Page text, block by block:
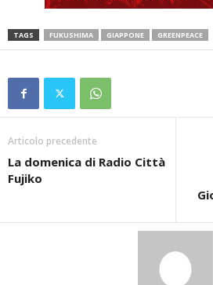
TAGS FUKUSHIMA GIAPPONE GREENPEACE
Articolo precedente
La domenica di Radio Città
Fujiko